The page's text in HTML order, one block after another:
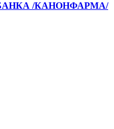
/КАНОНФАРМА/